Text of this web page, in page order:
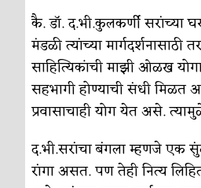
कै. डॉ. द.भी.कुलकर्णी सरांच्या
मंडळी त्यांच्या
साहित्यिकांची माझी ओळख
सहभागी होण्याची संधी मिळत
प्रवासाचाही योग येत असे.
द.भी.सरांचा बंगला म्हणजे एक
रांगा असत. पण तेही नित्य